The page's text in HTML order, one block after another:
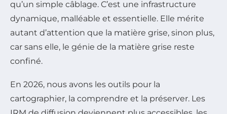
qu’un simple câblage. C’est une infrastructure
dynamique, malléable et essentielle. Elle mérite
autant d’attention que la matière grise, sinon plus,
car sans elle, le génie de la matière grise reste
confiné.
En 2026, nous avons les outils pour la
cartographier, la comprendre et la préserver. Les